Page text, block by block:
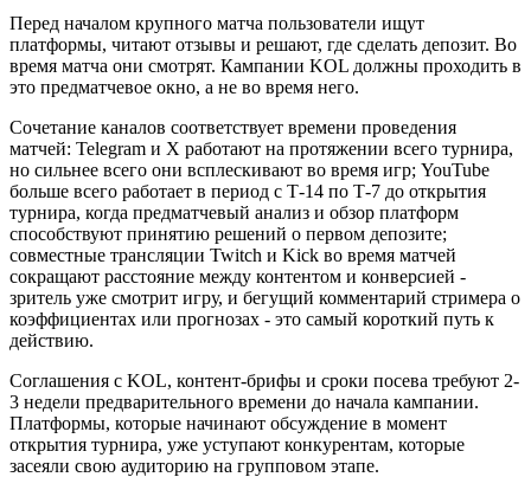
Перед началом крупного матча пользователи ищут
платформы, читают отзывы и решают, где сделать депозит. Во
время матча они смотрят. Кампании KOL должны проходить в
это предматчевое окно, а не во время него.
Сочетание каналов соответствует времени проведения
матчей: Telegram и X работают на протяжении всего турнира,
но сильнее всего они всплескивают во время игр; YouTube
больше всего работает в период с Т-14 по Т-7 до открытия
турнира, когда предматчевый анализ и обзор платформ
способствуют принятию решений о первом депозите;
совместные трансляции Twitch и Kick во время матчей
сокращают расстояние между контентом и конверсией -
зритель уже смотрит игру, и бегущий комментарий стримера о
коэффициентах или прогнозах - это самый короткий путь к
действию.
Соглашения с KOL, контент-брифы и сроки посева требуют 2-
3 недели предварительного времени до начала кампании.
Платформы, которые начинают обсуждение в момент
открытия турнира, уже уступают конкурентам, которые
засеяли свою аудиторию на групповом этапе.